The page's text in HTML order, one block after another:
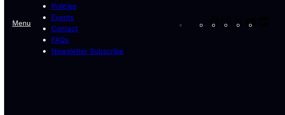
Menu
Policies
Events
Contact
FAQs
Newsletter Subscribe